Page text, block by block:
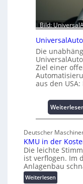
Bild:
Die
Ziel einer
aus den
Deutscher
KMU in der
Die leichte
ist verflogen. Im
Anlagenbau
Weiterlesen: